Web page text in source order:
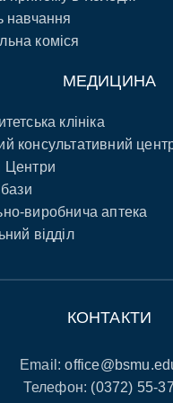
навчання
коміся
МЕДИЦИНА
клініка
консультативний
Центри
бази
виробнича аптека
відділ
КОНТАКТИ
Email:
Телефон: (0372) 55-